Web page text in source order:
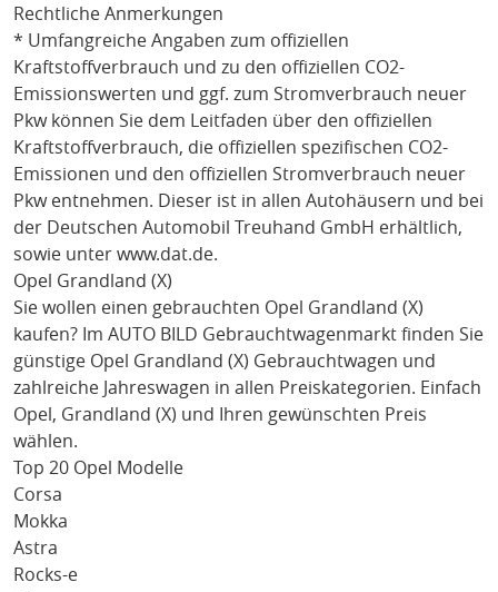
Rechtliche Anmerkungen
* Umfangreiche Angaben zum offiziellen
Kraftstoffverbrauch und zu den offiziellen CO2-
Emissionswerten und ggf. zum Stromverbrauch neuer
Pkw können Sie dem Leitfaden über den offiziellen
Kraftstoffverbrauch, die offiziellen spezifischen CO2-
Emissionen und den offiziellen Stromverbrauch neuer
Pkw entnehmen. Dieser ist in allen Autohäusern und bei
der Deutschen Automobil Treuhand GmbH erhältlich,
sowie unter www.dat.de.
Opel Grandland (X)
Sie wollen einen gebrauchten Opel Grandland (X)
kaufen? Im AUTO BILD Gebrauchtwagenmarkt finden Sie
günstige Opel Grandland (X) Gebrauchtwagen und
zahlreiche Jahreswagen in allen Preiskategorien. Einfach
Opel , Grandland (X) und Ihren gewünschten Preis
wählen.
Top 20 Opel Modelle
Corsa
Mokka
Astra
Rocks-e